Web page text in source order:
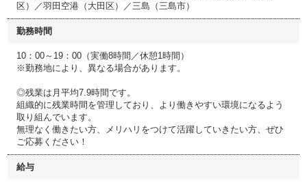
区）／羽田空港（大田区）／三島（三島市）
勤務時間
10：00～19：00（実働8時間／休憩1時間）
※勤務地により、異なる場合があります。
◎残業は月平均7.9時間です。
組織的に残業時間を管理しており、より働きやすい環境になるよう
取り組んでいます。
無理なく働きたい方、メリハリをつけて活躍していきたい方、ぜひ
ご応募ください！
給与